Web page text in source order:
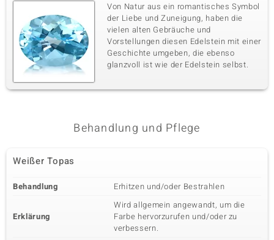
Von Natur aus ein romantisches Symbol
der Liebe und Zuneigung, haben die
vielen alten Gebräuche und
Vorstellungen diesen Edelstein mit einer
Geschichte umgeben, die ebenso
glanzvoll ist wie der Edelstein selbst.
Behandlung und Pflege
Weißer Topas
Behandlung Erhitzen und/oder Bestrahlen
Erklärung
Wird allgemein angewandt, um die
Farbe hervorzurufen und/oder zu
verbessern.